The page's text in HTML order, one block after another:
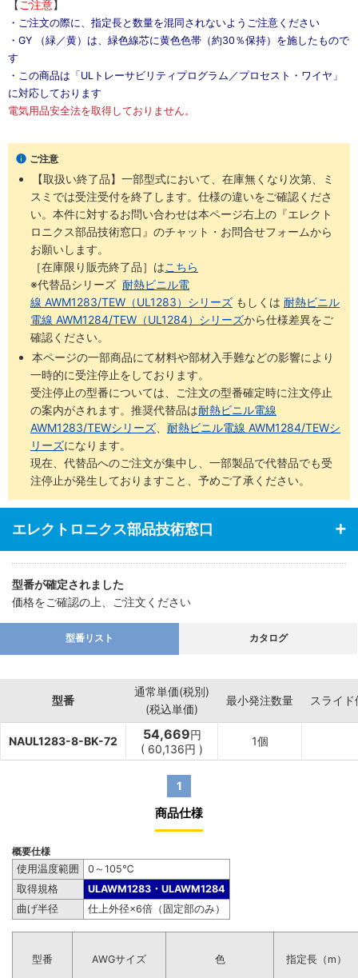
【 ご注意】
・ご注文の際に、指定長と数量を混同されないようご注意ください
・GY （緑／黄）は、緑色線芯に黄色色帯（約30％保持）を施したもので
す
・この商品は「ULトレーサビリティプログラム／プロセスト・ワイヤ」
に対応しております
電気用品安全法を取得しておりません。
ご注意
【取扱い終了品】一部型式において、在庫無くなり次第、ミ
スミでは受注受付を終了します。仕様の違いをご確認くださ
い。本件に対するお問い合わせは本ページ右上の『エレクト
ロニクス部品技術窓口』のチャット・お問合せフォームから
お願いします。
［在庫限り販売終了品］はこちら
※代替品シリーズ 耐熱ビニル電
線 AWM1283/TEW（UL1283）シリーズ もしくは 耐熱ビニル
電線 AWM1284/TEW（UL1284）シリーズから仕様差異をご
確認ください。
本ページの一部商品にて材料や部材入手難などの影響により
一時的に受注停止をしております。
受注停止の型番については、ご注文の型番確定時に注文停止
の案内がされます。推奨代替品は耐熱ビニル電線
AWM1283/TEWシリーズ
耐熱ビニル電線 AWM1284/TEWシ
リーズになります。
現在、代替品へのご注文が集中し、一部製品で代替品でも受
注停止が発生しておりますこと、予めご了承ください。
エレクトロニクス部品技術窓口
型番が確定されました
価格をご確認の上、ご注文ください
型番リスト カタログ
型番
通常単価(税別)
(税込単価)
最小発注数量 スライド
NAUL1283-8-BK-72 54,669円
( 60,136円 )
1個
1
商品仕様
概要仕様
使用温度範囲
0～105℃
取得規格
ULAWM1283・ULAWM1284
曲げ半径
仕上外径×6倍（固定部のみ）
型番 AWGサイズ 色 指定長（m）